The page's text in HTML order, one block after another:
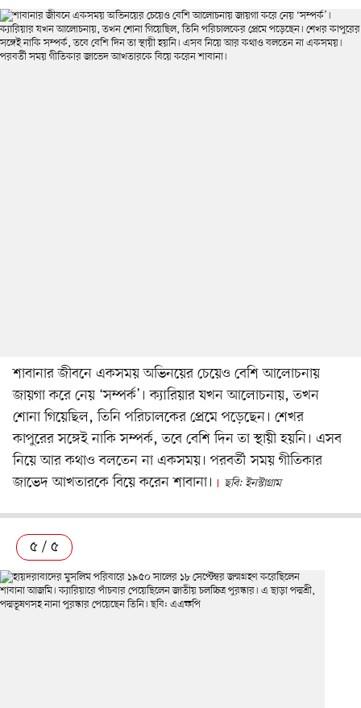
শাবানার জীবনে একসময় অভিনয়ের চেয়েও বেশি আলোচনায়
জায়গা করে নেয় ‘সম্পর্ক’। ক্যারিয়ার যখন আলোচনায়, তখন
শোনা গিয়েছিল, তিনি পরিচালকের প্রেমে পড়েছেন। শেখর
কাপুরের সঙ্গেই নাকি সম্পর্ক, তবে বেশি দিন তা স্থায়ী হয়নি। এসব
নিয়ে আর কথাও বলতেন না একসময়। পরবর্তী সময় গীতিকার
জাভেদ আখতারকে বিয়ে করেন শাবানা।
ছবি: ইনস্টাগ্রাম
৫ / ৫